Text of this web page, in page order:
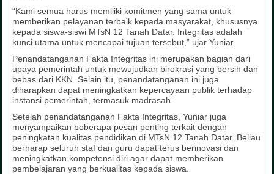
“Kami semua harus memiliki komitmen yang sama untuk
memberikan pelayanan terbaik kepada masyarakat, khususnya
kepada siswa-siswi MTsN 12 Tanah Datar. Integritas adalah
kunci utama untuk mencapai tujuan tersebut,” ujar Yuniar.
Penandatanganan Fakta Integritas ini merupakan bagian dari
upaya pemerintah untuk mewujudkan birokrasi yang bersih dan
bebas dari KKN. Selain itu, penandatanganan ini juga
diharapkan dapat meningkatkan kepercayaan publik terhadap
instansi pemerintah, termasuk madrasah.
Setelah penandatanganan Fakta Integritas, Yuniar juga
menyampaikan beberapa pesan penting terkait dengan
peningkatan kualitas pendidikan di MTsN 12 Tanah Datar. Beliau
berharap seluruh staf dan guru dapat terus berinovasi dan
meningkatkan kompetensi diri agar dapat memberikan
pembelajaran yang berkualitas kepada siswa.